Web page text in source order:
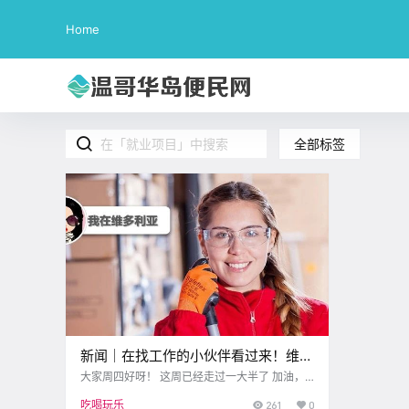
Home
全部标签
新闻｜在找工作的小伙伴看过来！维多
利亚有个超棒的就业帮扶项目！
大家周四好呀！ 这周已经走过一大半了 加油，
环境部刚刚发布了 最新的秋冬天气预测！ 温哥
吃喝玩乐 261 0